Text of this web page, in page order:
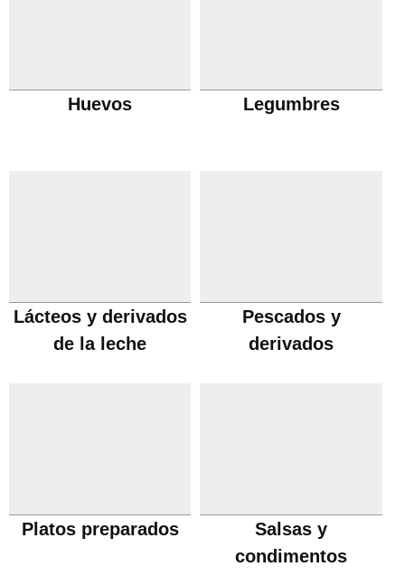
Huevos Legumbres
Lácteos y derivados
de la leche
Pescados y
derivados
Platos preparados
Salsas y
condimentos